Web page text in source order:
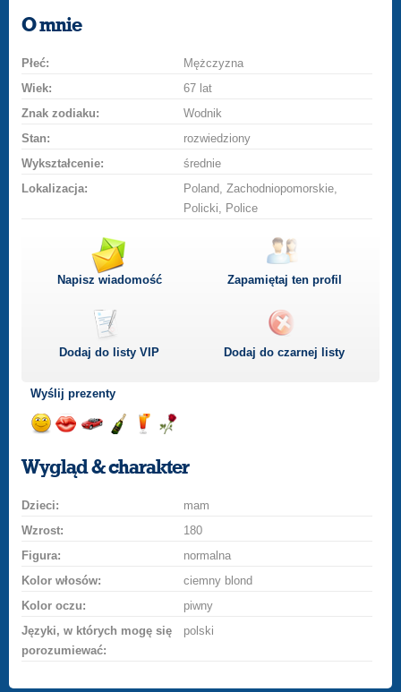
O mnie
Płeć:
Mężczyzna
Wiek:
67 lat
Znak zodiaku:
Wodnik
Stan:
rozwiedziony
Wykształcenie:
średnie
Lokalizacja:
Poland, Zachodniopomorskie,
Policki, Police
Napisz wiadomość Zapamiętaj ten profil
Dodaj do listyVIP Dodaj do czarnej listy
Wyślij prezenty
uśmiech
buziakasamochodem
szampana
drinka
różę
Wygląd & charakter
Dzieci:
mam
Wzrost:
180
Figura:
normalna
Kolor włosów:
ciemny blond
Kolor oczu:
piwny
Języki, w których mogę się
porozumiewać:
polski